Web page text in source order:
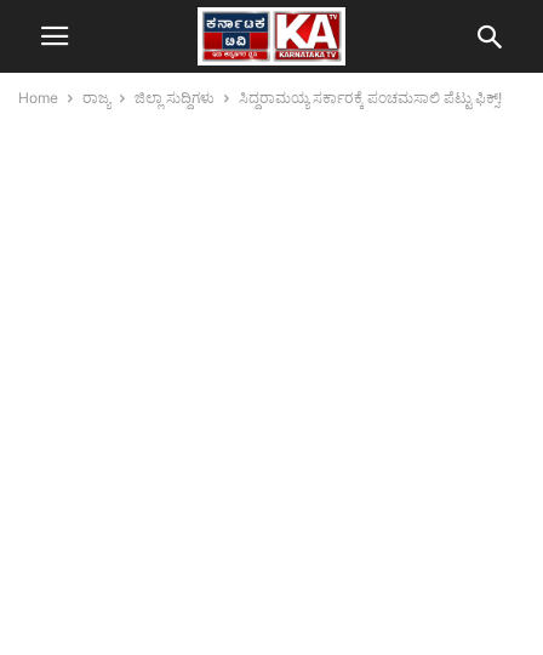
Home ರಾಜ್ಯ ಜಿಲ್ಲಾ ಸುದ್ದಿಗಳು ಸಿದ್ದರಾಮಯ್ಯ ಸರ್ಕಾರಕ್ಕೆ ಪಂಚಮಸಾಲಿ ಪೆಟ್ಟು ಫಿಕ್ಸ್‌!